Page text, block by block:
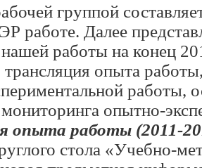
группой
работе. Далее
нашей работы на конец
опыта
работы,
мониторинга опытно-
опыта работы (2011-
стола «Учебно-